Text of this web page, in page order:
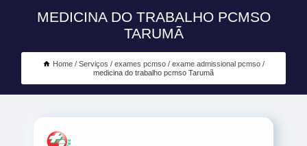
MEDICINA DO TRABALHO PCMSO
TARUMÃ
Home Serviços exames pcmso
exame admissional pcmso
medicina do trabalho pcmso Tarumã